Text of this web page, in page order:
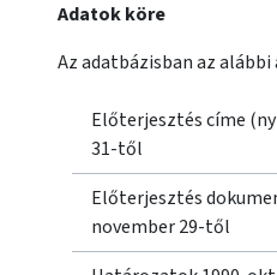
Adatok köre
Az adatbázisban az
Előterjesztés címe
31-től
Előterjesztés
november 29-től